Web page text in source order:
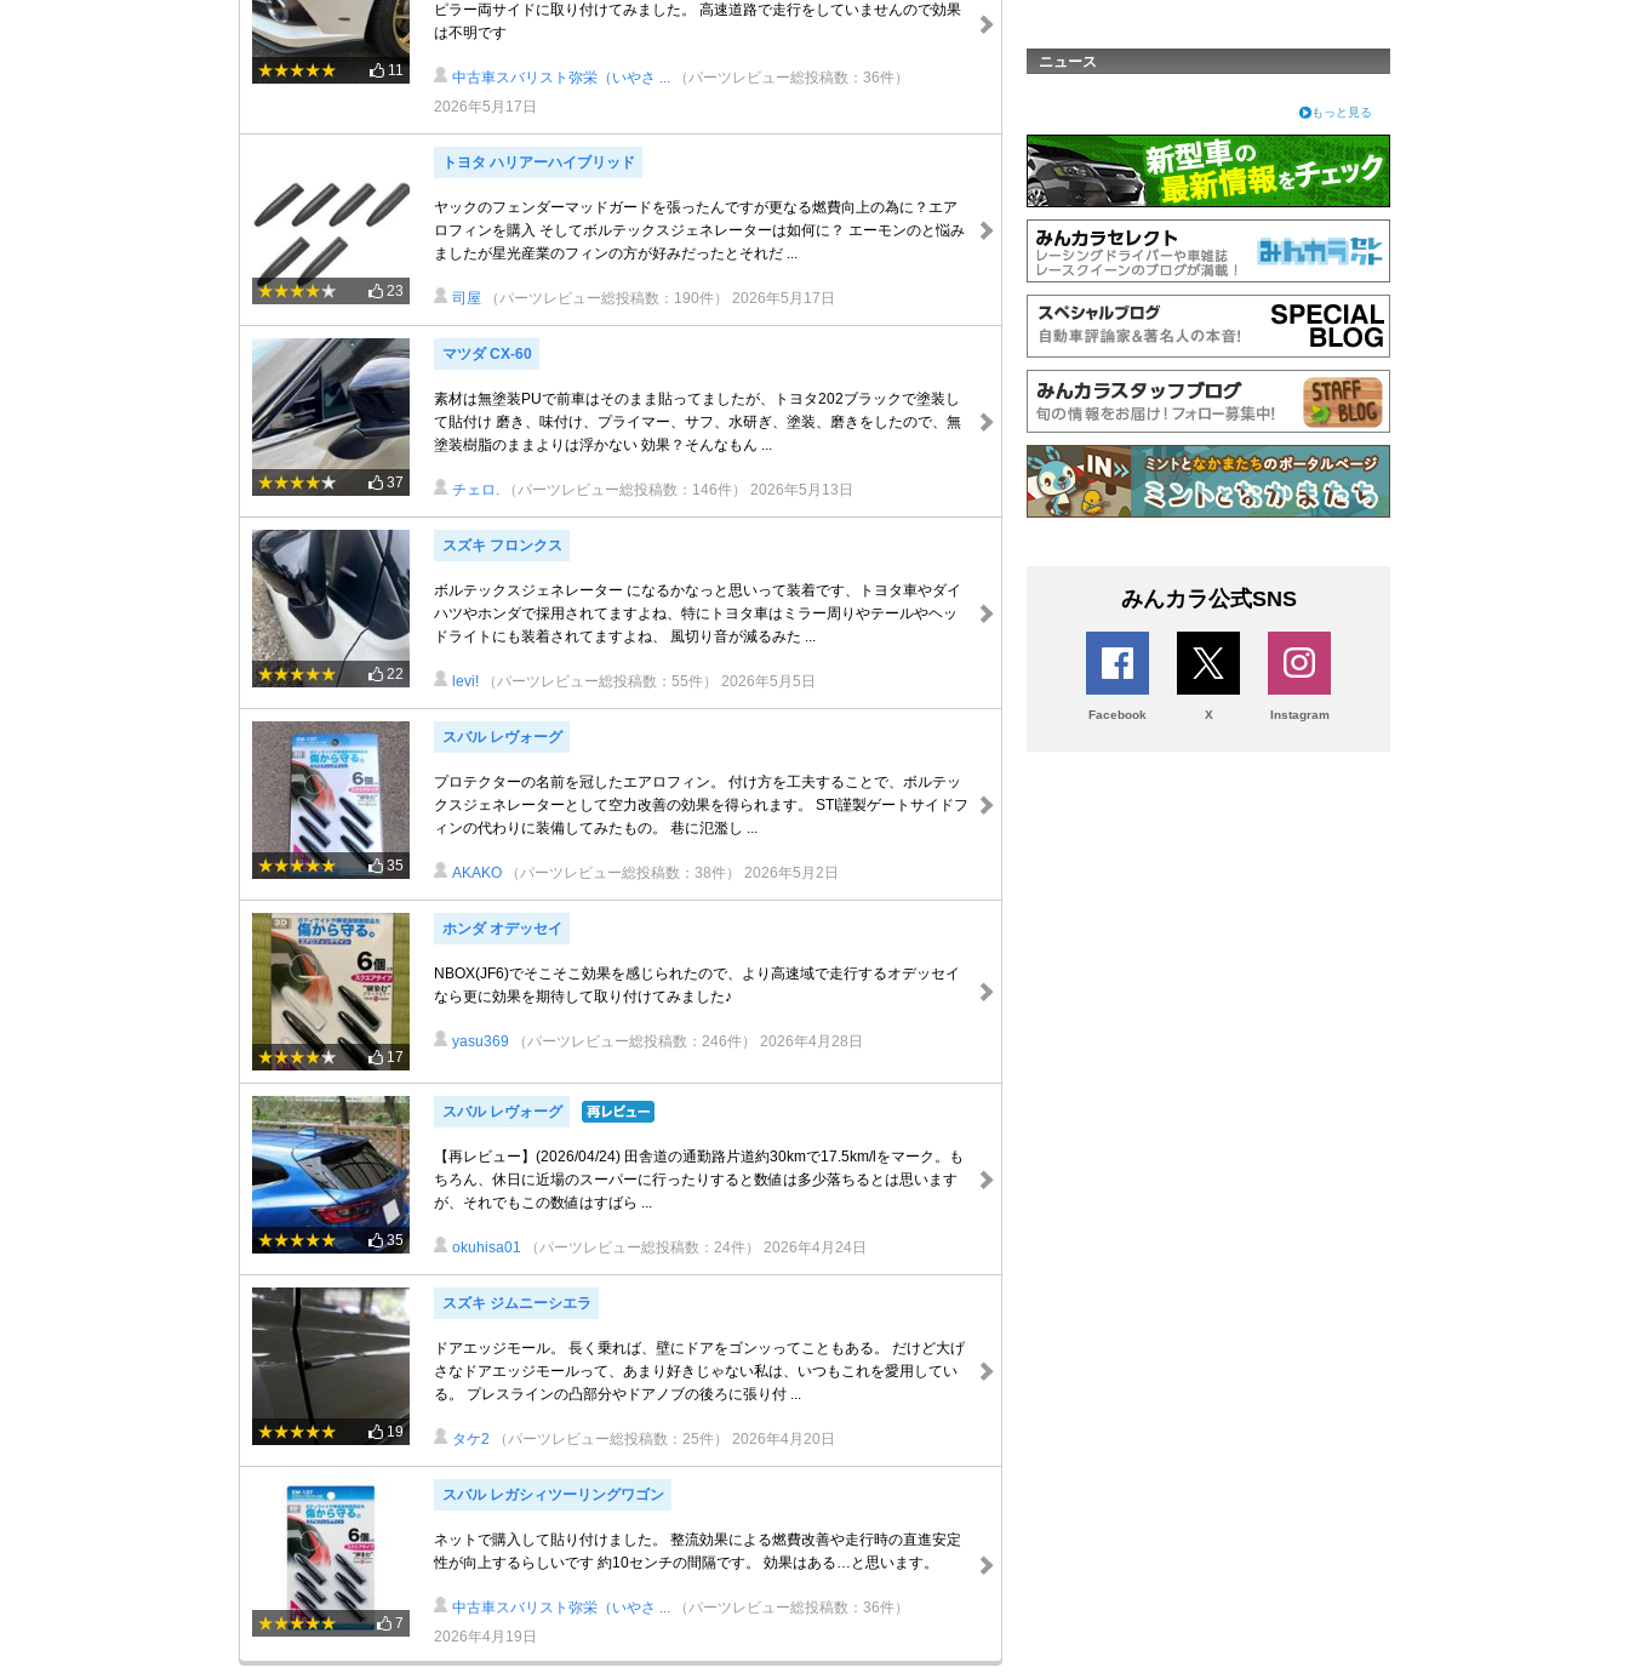
11
ピラー両サイドに取り付けてみました。 高速道路で走行をしていませんので効果
は不明です
中古車スバリスト弥栄（いやさ ...
（パーツレビュー総投稿数：36件）
2026年5月17日
23
トヨタ ハリアーハイブリッド
ヤックのフェンダーマッドガードを張ったんですが更なる燃費向上の為に？エア
ロフィンを購入 そしてボルテックスジェネレーターは如何に？ エーモンのと悩み
ましたが星光産業のフィンの方が好みだったとそれだ ...
司屋 （パーツレビュー総投稿数：190件） 2026年5月17日
37
マツダ CX-60
素材は無塗装PUで前車はそのまま貼ってましたが、トヨタ202ブラックで塗装し
て貼付け 磨き、味付け、プライマー、サフ、水研ぎ、塗装、磨きをしたので、無
塗装樹脂のままよりは浮かない 効果？そんなもん ...
チェロ. （パーツレビュー総投稿数：146件） 2026年5月13日
22
スズキ フロンクス
ボルテックスジェネレーター になるかなっと思いって装着です、トヨタ車やダイ
ハツやホンダで採用されてますよね、特にトヨタ車はミラー周りやテールやヘッ
ドライトにも装着されてますよね、 風切り音が減るみた ...
levi! （パーツレビュー総投稿数：55件） 2026年5月5日
35
スバル レヴォーグ
プロテクターの名前を冠したエアロフィン。 付け方を工夫することで、ボルテッ
クスジェネレーターとして空力改善の効果を得られます。 STI謹製ゲートサイドフ
ィンの代わりに装備してみたもの。 巷に氾濫し ...
AKAKO （パーツレビュー総投稿数：38件） 2026年5月2日
17
ホンダ オデッセイ
NBOX(JF6)でそこそこ効果を感じられたので、より高速域で走行するオデッセイ
なら更に効果を期待して取り付けてみました♪
yasu369 （パーツレビュー総投稿数：246件） 2026年4月28日
35
スバル レヴォーグ
【再レビュー】(2026/04/24) 田舎道の通勤路片道約30kmで17.5km/lをマーク。も
ちろん、休日に近場のスーパーに行ったりすると数値は多少落ちるとは思います
が、それでもこの数値はすばら ...
okuhisa01 （パーツレビュー総投稿数：24件） 2026年4月24日
19
スズキ ジムニーシエラ
ドアエッジモール。 長く乗れば、壁にドアをゴンッってこともある。 だけど大げ
さなドアエッジモールって、あまり好きじゃない私は、いつもこれを愛用してい
る。 プレスラインの凸部分やドアノブの後ろに張り付 ...
タケ2 （パーツレビュー総投稿数：25件） 2026年4月20日
7
スバル レガシィツーリングワゴン
ネットで購入して貼り付けました。 整流効果による燃費改善や走行時の直進安定
性が向上するらしいです 約10センチの間隔です。 効果はある…と思います。
中古車スバリスト弥栄（いやさ ...
（パーツレビュー総投稿数：36件）
2026年4月19日
ニュース
もっと見る
みんカラ公式SNS
Facebook X Instagram